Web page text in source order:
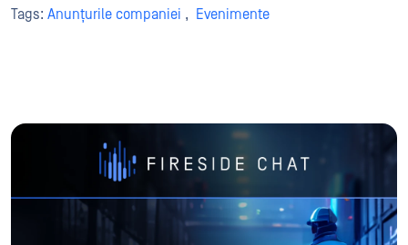
Tags: Anunțurile companiei , Evenimente